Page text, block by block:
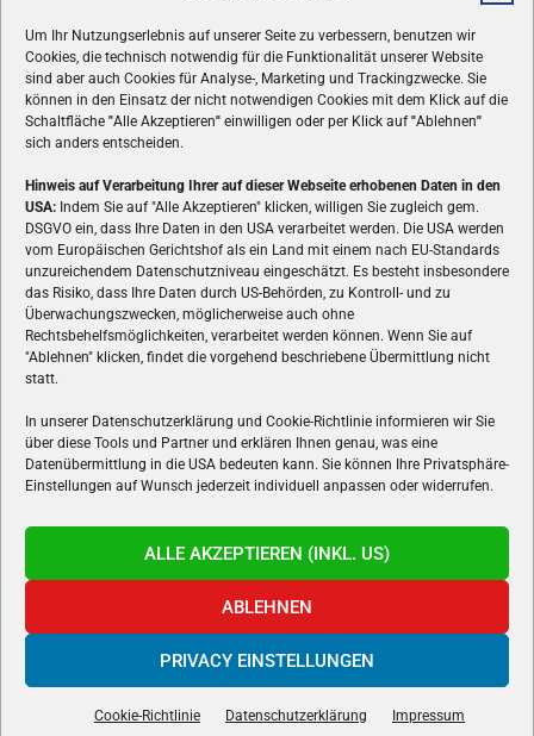
Um Ihr Nutzungserlebnis auf unserer Seite zu verbessern, benutzen wir
Cookies, die technisch notwendig für die Funktionalität unserer Website
sind aber auch Cookies für Analyse-, Marketing und Trackingzwecke. Sie
können in den Einsatz der nicht notwendigen Cookies mit dem Klick auf die
Schaltfläche "Alle Akzeptieren" einwilligen oder per Klick auf"Ablehnen"
sich anders entscheiden.
Hinweis auf Verarbeitung Ihrer auf dieser Webseite erhobenen Daten in den
USA: Indem Sie auf "Alle Akzeptieren" klicken, willigen Sie zugleich gem.
DSGVO ein, dass Ihre Daten in den USA verarbeitet werden. Die USA werden
vom Europäischen Gerichtshof als ein Land mit einem nach EU-Standards
unzureichendem Datenschutzniveau eingeschätzt. Es besteht insbesondere
das Risiko, dass Ihre Daten durch US-Behörden, zu Kontroll- und zu
Überwachungszwecken, möglicherweise auch ohne
Rechtsbehelfsmöglichkeiten, verarbeitet werden können. Wenn Sie auf
"Ablehnen" klicken, findet die vorgehend beschriebene Übermittlung nicht
statt.
In unserer Datenschutzerklärung und Cookie-Richtlinie informieren wir Sie
über diese Tools und Partner und erklären Ihnen genau, was eine
Datenübermittlung in die USA bedeuten kann. Sie können Ihre Privatsphäre-
Einstellungen auf Wunsch jederzeit individuell anpassen oder widerrufen.
ALLE AKZEPTIEREN (INKL. US)
ABLEHNEN
PRIVACY EINSTELLUNGEN
Cookie-Richtlinie Datenschutzerklärung Impressum
ÜBER UNS
VON GAMERN, FÜR GAMER! Gamers.at ist das älteste Online-
Spielemagazin Österreichs und bringt täglich aktuelle News,
Reviews und Videos zu PC- und Konsolenspielen, Gaming-
Hardware und aus der Welt des e-Sport's.
FOLGE UNS
Gamers.at v6 © 1999-2024 All Rights Reserved -Kontakt|Impressum|
Datenschutzerklärung
- Developed by
powered byoverclockers.at